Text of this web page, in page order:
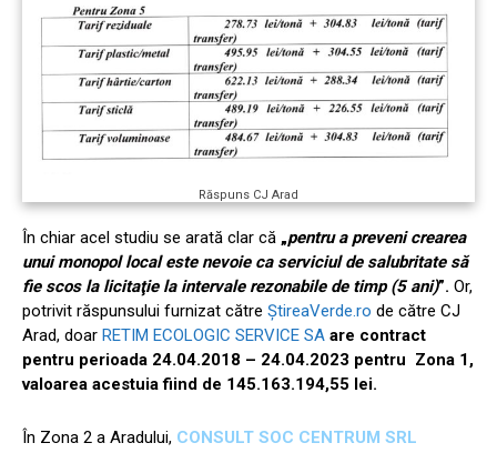
Răspuns CJ Arad
În chiar acel studiu se arată clar că „pentru a preveni crearea
unui monopol local este nevoie ca serviciul de salubritate să
fie scos la licitaţie la intervale rezonabile de timp (5 ani)”. Or,
potrivit răspunsului furnizat către ȘtireaVerde.ro de către CJ
Arad, doar RETIM ECOLOGIC SERVICE SA are contract
pentru perioada 24.04.2018 – 24.04.2023 pentru Zona 1,
valoarea acestuia fiind de 145.163.194,55 lei.
În Zona 2 a Aradului, CONSULT SOC CENTRUM SRL